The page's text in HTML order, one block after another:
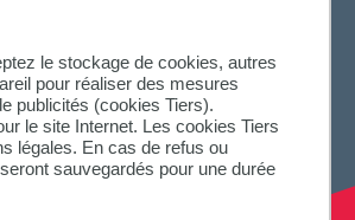
le stockage de cookies, autres
pour réaliser des mesures
publicités (cookies Tiers).
le site Internet. Les cookies Tiers
légales. En cas de refus ou
sauvegardés pour une durée